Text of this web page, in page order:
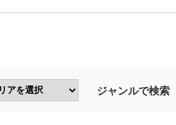
ジャンルで検索